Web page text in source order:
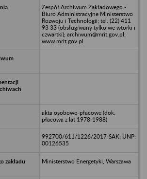
Zespół Archiwum Zakładowego -
Biuro Administracyjne Ministerstwo
Rozwoju i Technologii; tel. (22) 411
93 33 (obsługiwany tylko we wtorki i
czwartki); archiwum@mrit.gov.pl;
www.mrit.gov.pl
akta osobowo-płacowe (dok.
płacowa z lat 1978-1988)
992700/611/1226/2017-SAK; UNP:
00126535
Ministerstwo Energetyki, Warszawa